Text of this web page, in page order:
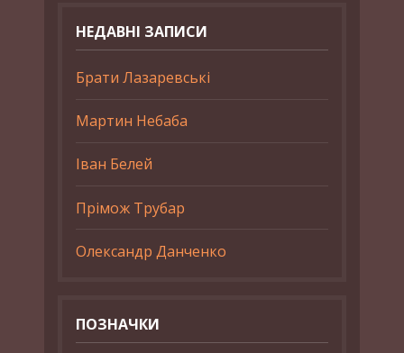
НЕДАВНІ ЗАПИСИ
Брати Лазаревські
Мартин Небаба
Іван Белей
Прімож Трубар
Олександр Данченко
ПОЗНАЧКИ